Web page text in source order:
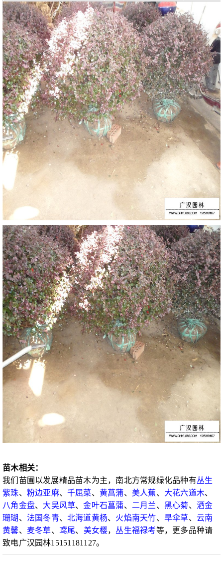
苗木相关：
我们苗圃以发展精品苗木为主，南北方常规绿化品种有丛生
紫珠、 粉边亚麻、 千屈菜、 黄菖蒲、 美人蕉、 大花六道木、
八角金盘、 大吴风草、金叶石菖蒲、 二月兰、 黑心菊、 洒金
珊瑚 、 法国冬青、 北海道黄杨、 火焰南天竹、 旱伞草、 云南
黄馨、 麦冬草、 鸢尾、 美女樱， 丛生福禄考等，更多品种请
致电广汉园林15151181127。